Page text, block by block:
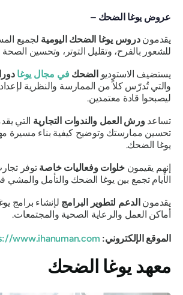
عروض يوغا الضحك –
يقدموندروس يوغا الضحك اليوميةلجميع
للشعور بالفرح، وتقليل التوتر، وتحسين الصحة
يستضيف الاستوديوالضحكفي مجال يوغا
والتي تُدرّس كلاً من الممارسة والنظرية لإعداد
ليصبحوا قادة معتمدين.
تساعدورش العمل والندوات التجاريةالتي
تحسين ممارستك وتوضيح كيفية بناء مسيرة
يوغا الضحك.
إنهم يقيمونخلوات وفعاليات خاصةتوفر
الأيام تجمع بين يوغا الضحك والتأمل والمشي
يقدمونالدعم لتطوير البرامجلإنشاء برامج
أماكن العمل والرعاية الصحية والمجتمعات.
الموقع الإلكتروني: https://www.ihanuman.com/
معهد يوغا الضحك